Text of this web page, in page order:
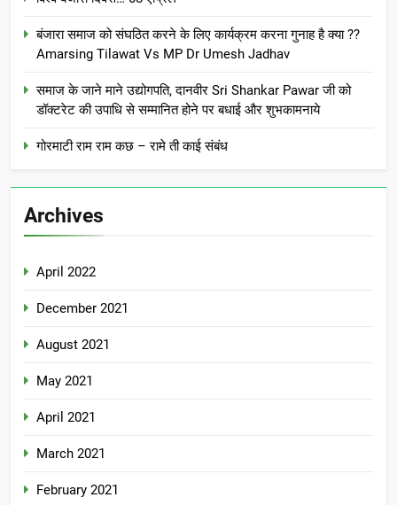
बंजारा समाज को संघठित करने के लिए कार्यक्रम करना गुनाह है क्या ??
Amarsing Tilawat Vs MP Dr Umesh Jadhav
समाज के जाने माने उद्योगपति, दानवीर Sri Shankar Pawar जी को
डॉक्टरेट की उपाधि से सम्मानित होने पर बधाई और शुभकामनाये
गोरमाटी राम राम कछ – रामे ती काई संबंध
Archives
April 2022
December 2021
August 2021
May 2021
April 2021
March 2021
February 2021